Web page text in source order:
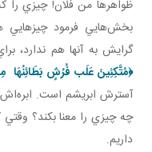
ظواهرها من فلان! چيزي را
بخش‌هايي فرمود
گرايش به آنها هم ندارد،
﴿مُتَّكِئِينَ عَلَب فُرُشٍ بَطَائِنُهَا
آسترش ابريشم است.
چه چيزي را معنا بکند؟ وقتي
داريم.